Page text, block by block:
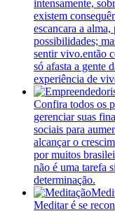
intensamente,
existem
escancara a
possibilidades;
sentir vivo.então
só afasta a gente
experiência de
Confira todos os
gerenciar suas
sociais para
alcançar o
por muitos
não é uma tarefa
determinação.
Meditar é se